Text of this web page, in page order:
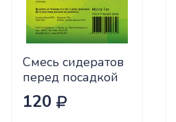
Смесь сидератов
перед посадкой
чеснока 0,5кг
САДОВИТА
120